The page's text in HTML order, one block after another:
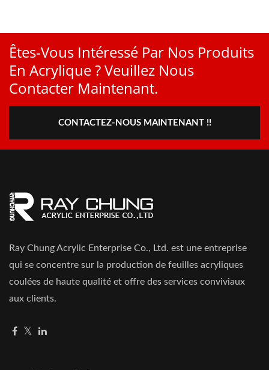
Êtes-Vous Intéressé Par Nos Produits
En Acrylique ? Veuillez Nous
Contacter Maintenant.
CONTACTEZ-NOUS MAINTENANT !!
Ray Chung Acrylic Enterprise Co., Ltd. est une entreprise
qui se concentre sur la production de feuilles acryliques
coulées de haute qualité et offre des services conviviaux
aux clients.